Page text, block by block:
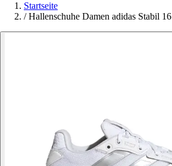
Startseite
/ Hallenschuhe Damen adidas Stabil 16